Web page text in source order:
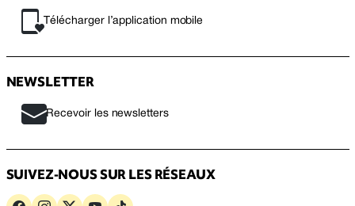
Télécharger l’application mobile
NEWSLETTER
Recevoir les newsletters
SUIVEZ-NOUS SUR LES RÉSEAUX